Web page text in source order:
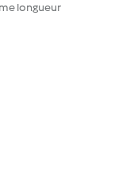
longueur